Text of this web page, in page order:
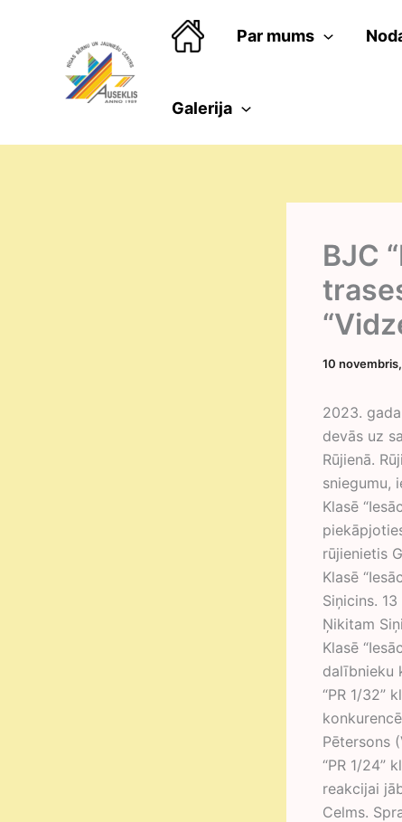
Par mums
Galerija
BJC
10
2023.
devās uz
Rūjienā.
sniegumu,
Klasē
rūjienietis
Klasē
Siņicins.
Ņikitam
Klasē
dalībnieku
“PR 1/32”
Pētersons
“PR 1/24”
reakcijai
Celms.